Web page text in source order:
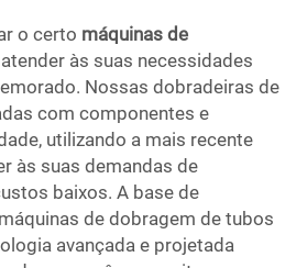
o certo máquinas de
atender às suas necessidades
Nossas dobradeiras de
com componentes e
utilizando a mais recente
às suas demandas de
baixos. A base de
de dobragem de tubos
avançada e projetada